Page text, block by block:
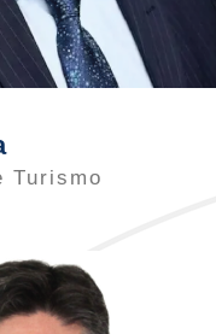
Turismo